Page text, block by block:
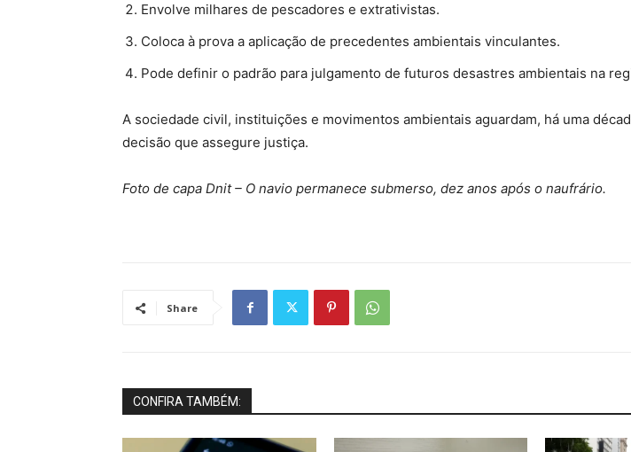
Envolve milhares de pescadores e extrativistas.
Coloca à prova a aplicação de precedentes ambientais vinculantes.
Pode definir o padrão para julgamento de futuros desastres ambientais na
A sociedade civil, instituições e movimentos ambientais aguardam, há uma
decisão que assegure justiça.
Foto de capa Dnit – O navio permanece submerso, dez anos após o naufrário.
Share
CONFIRA TAMBÉM: